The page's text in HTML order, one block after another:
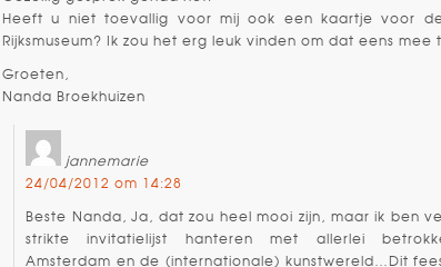
Heeft u niet toevallig voor mij ook een kaartje voor
Rijksmuseum? Ik zou het erg leuk vinden om dat eens mee
Groeten,
Nanda Broekhuizen
jannemarie
24/04/2012 om 14:28
Beste Nanda, Ja, dat zou heel mooi zijn, maar ik ben
strikte invitatielijst hanteren met allerlei
Amsterdam en de (internationale) kunstwereld…Dit